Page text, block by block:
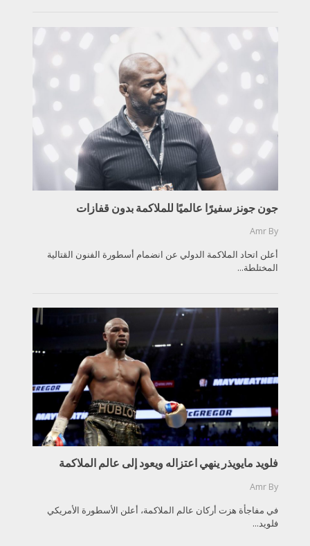
جون جونز سفيرًا عالميًا للملاكمة بدون قفازات
By
Amr
أعلن اتحاد الملاكمة الدولي عن انضمام أسطورة الفنون القتالية
المختلطة...
فلويد مايويذر ينهي اعتزاله ويعود إلى عالم الملاكمة
By
Amr
في مفاجأة هزت أركان عالم الملاكمة، أعلن الأسطورة الأمريكي
فلويد...